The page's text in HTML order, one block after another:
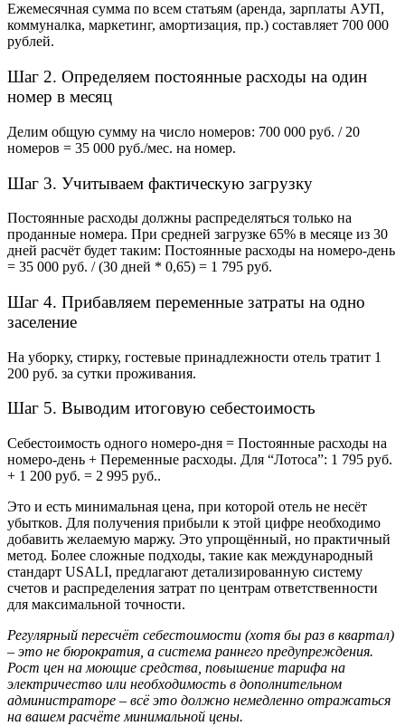
Ежемесячная сумма по всем статьям (аренда, зарплаты АУП,
коммуналка, маркетинг, амортизация, пр.) составляет 700 000
рублей.
Шаг 2. Определяем постоянные расходы на один
номер в месяц
Делим общую сумму на число номеров: 700 000 руб. / 20
номеров = 35 000 руб./мес. на номер.
Шаг 3. Учитываем фактическую загрузку
Постоянные расходы должны распределяться только на
проданные номера. При средней загрузке 65% в месяце из 30
дней расчёт будет таким: Постоянные расходы на номеро-день
= 35 000 руб. / (30 дней * 0,65) = 1 795 руб.
Шаг 4. Прибавляем переменные затраты на одно
заселение
На уборку, стирку, гостевые принадлежности отель тратит 1
200 руб. за сутки проживания.
Шаг 5. Выводим итоговую себестоимость
Себестоимость одного номеро-дня = Постоянные расходы на
номеро-день + Переменные расходы. Для “Лотоса”: 1 795 руб.
+ 1 200 руб. = 2 995 руб..
Это и есть минимальная цена, при которой отель не несёт
убытков. Для получения прибыли к этой цифре необходимо
добавить желаемую маржу. Это упрощённый, но практичный
метод. Более сложные подходы, такие как международный
стандарт USALI, предлагают детализированную систему
счетов и распределения затрат по центрам ответственности
для максимальной точности.
Регулярный пересчёт себестоимости (хотя бы раз в квартал)
– это не бюрократия, а система раннего предупреждения.
Рост цен на моющие средства, повышение тарифа на
электричество или необходимость в дополнительном
администраторе – всё это должно немедленно отражаться
на вашем расчёте минимальной цены.